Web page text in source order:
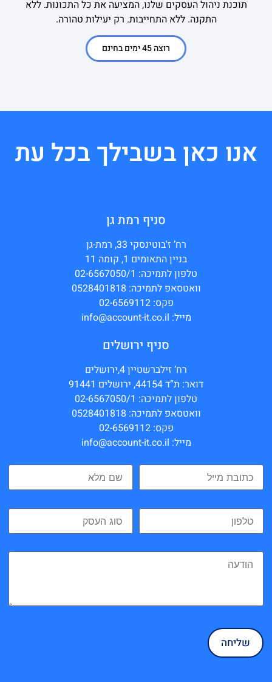
תוכנת ניהול העסקים שלנו, המציעה את כל התכונות. ללא
התקנה. ללא התחייבות. רק יעילות טהורה.
רוצה 45 ימים בחינם
אנו כאן בשבילך בכל עת
סניף רמת גן
רח’ ז'בוטינסקי 33, רמת-גן
בניין התאומים 1, קומה 11
טלפון לתמיכה: 02-6567050/1
וואטסאפ לתמיכה: 0528401818
פקס: 02-6569112
מייל: info@account-it.co.il
סניף ירושלים
רח’ זילברשטיין 4,ירושלים
דואר: ת”ד 44154, ירושלים 91441
טלפון לתמיכה: 02-6567050/1
וואטסאפ לתמיכה: 0528401818
פקס: 02-6569112
מייל: info@account-it.co.il